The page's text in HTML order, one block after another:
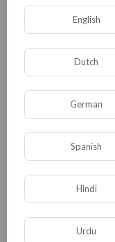
КАТЕГОРИИ
English
Dutch
German
Spanish
Hindi
Urdu